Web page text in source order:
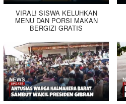
VIRAL! SISWA KELUHKAN
MENU DAN PORSI MAKAN
BERGIZI GRATIS